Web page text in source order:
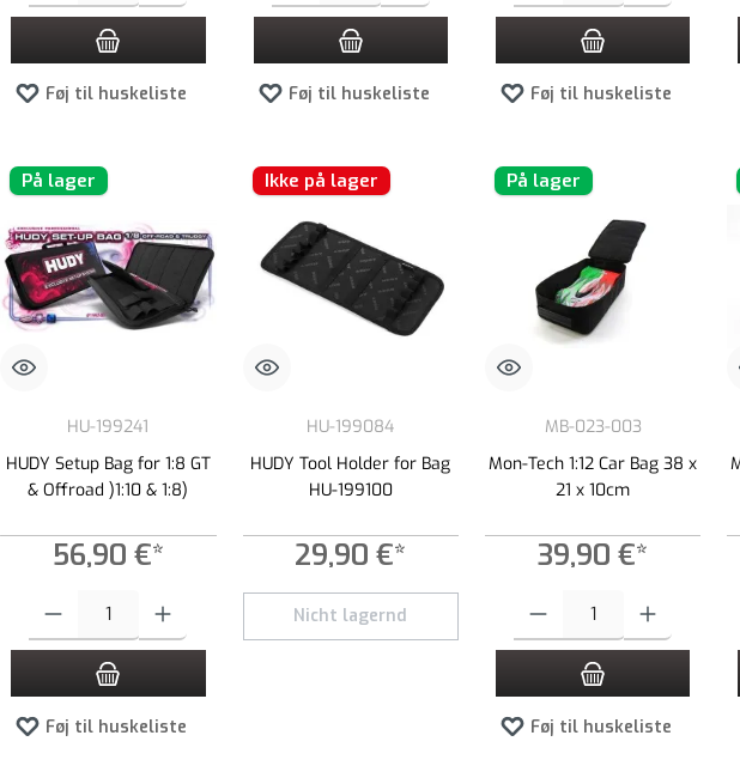
Føj til huskeliste Føj til huskeliste Føj til huskeliste
På lager
HU-199241
HUDY Setup Bag for 1:8 GT
& Offroad )1:10 & 1:8)
56,90 €*
Produktmængde: Indtast det ønskede beløb, eller brug knapperne til at øge eller formindske mængden.
Føj til huskeliste
Ikke på lager
HU-199084
HUDY Tool Holder for Bag
HU-199100
29,90 €*
Nicht lagernd
På lager
MB-023-003
Mon-Tech 1:12 Car Bag 38 x
21 x 10cm
39,90 €*
Føj til huskeliste